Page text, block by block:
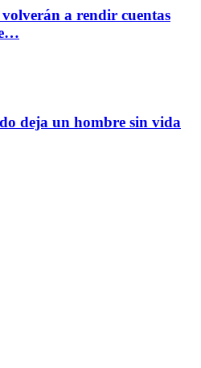
a rendir cuentas
deja un hombre sin vida